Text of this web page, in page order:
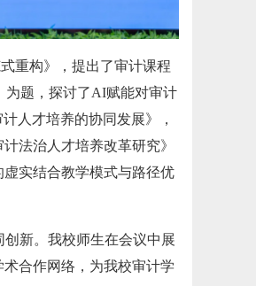
重构》，提出了审计课程
为题，探讨了AI赋能对审计
人才培养的协同发展》，
法治人才培养改革研究》
实结合教学模式与路径优
新。我校师生在会议中展
合作网络，为我校审计学